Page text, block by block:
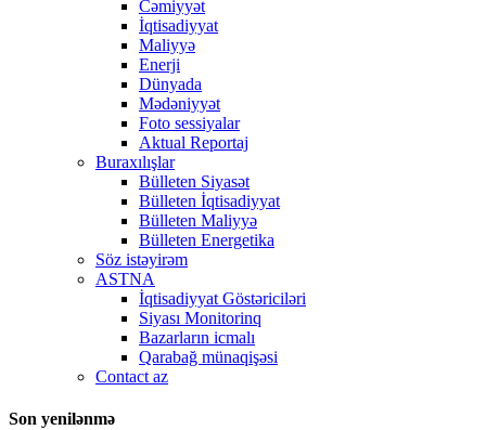
Cəmiyyət
İqtisadiyyat
Maliyyə
Enerji
Dünyada
Mədəniyyət
Foto sessiyalar
Aktual Reportaj
Buraxılışlar
Bülleten Siyasət
Bülleten İqtisadiyyat
Bülleten Maliyyə
Bülleten Energetika
Söz istəyirəm
ASTNA
İqtisadiyyat Göstəriciləri
Siyası Monitorinq
Bazarların icmalı
Qarabağ münaqişəsi
Contact az
Son yenilənmə